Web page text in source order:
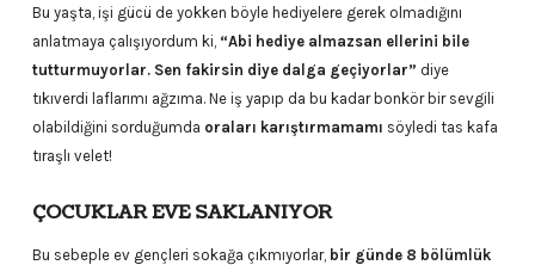
Bu yaşta, işi gücü de yokken böyle hediyelere gerek olmadığını
anlatmaya çalışıyordum ki, “Abi hediye almazsan ellerini bile
tutturmuyorlar. Sen fakirsin diye dalga geçiyorlar” diye
tıkıverdi laflarımı ağzıma. Ne iş yapıp da bu kadar bonkör bir sevgili
olabildiğini sorduğumda oraları karıştırmamamı söyledi tas kafa
tıraşlı velet!
ÇOCUKLAR EVE SAKLANIYOR
Bu sebeple ev gençleri sokağa çıkmıyorlar, bir günde 8 bölümlük